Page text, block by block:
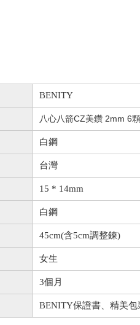
BENITY
八心八箭CZ美鑽 2mm 6顆
白鋼
台灣
15 * 14mm
白鋼
45cm(含5cm調整鍊)
女生
3個月
BENITY保證書、精美